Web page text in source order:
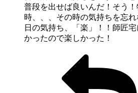
普段を出せば良いんだ！そう
時、、、その時の気持ちを忘
日の気持ち、「楽」！！師匠
かったので楽しかった！